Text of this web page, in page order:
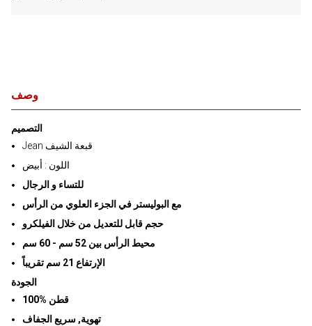
وصف
التصميم
Jean قبعة الشيف
اللون : أبيض
للتساء و الرجال
مع البوليستر في الجزء العلوي من الرأس
حجم قابل للتعديل من خلال الفيلكرو
محيط الرأس بين 52 سم - 60 سم
الإرتفاع 21 سم تقريباً
الجودة
قطن %100
تهوية, سريع الجفاف